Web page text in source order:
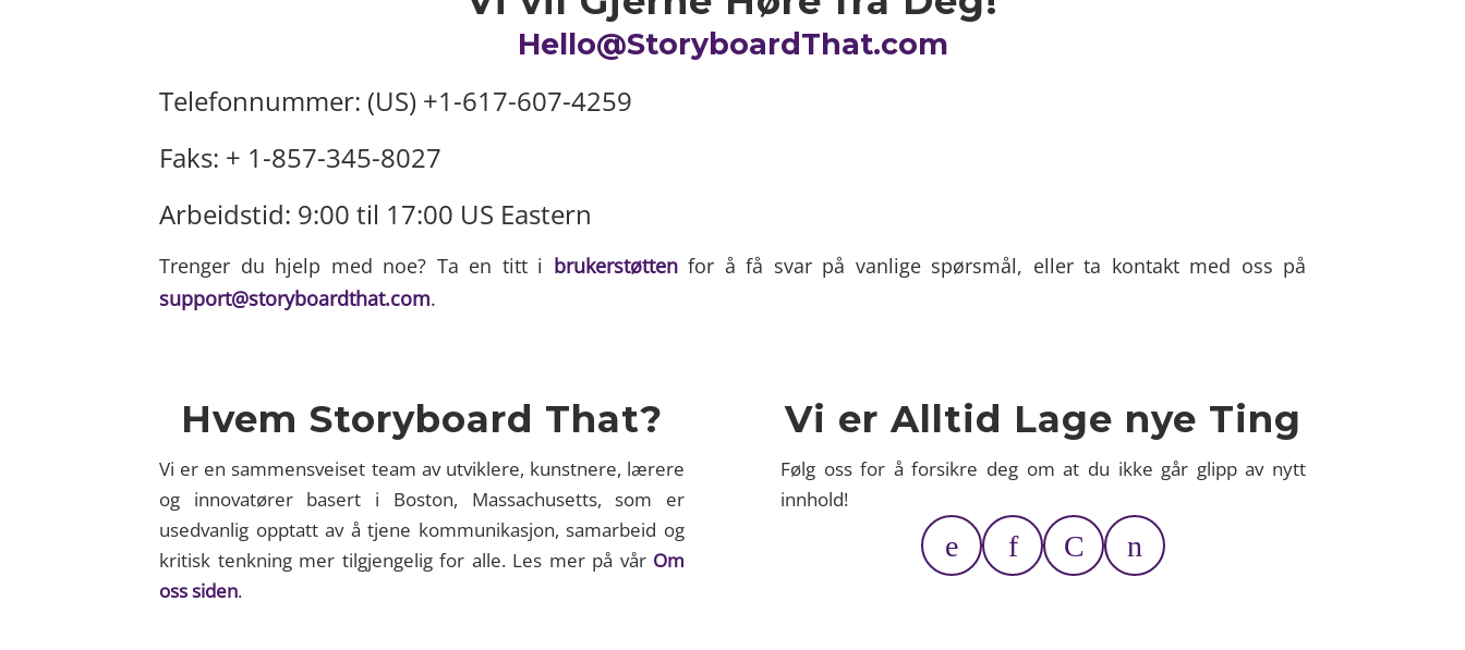
Hello@StoryboardThat.com
Telefonnummer: (US) +1-617-607-4259
Faks: + 1-857-345-8027
Arbeidstid: 9:00 til 17:00 US Eastern
Trenger du hjelp med noe? Ta en titt i brukerstøttenfor å få svar på vanlige spørsmål, eller ta kontakt med oss på
support@storyboardthat.com.
Hvem Storyboard That?
Vi er en sammensveiset team av utviklere, kunstnere, lærere
og innovatører basert i Boston, Massachusetts, som er
usedvanlig opptatt av å tjene kommunikasjon, samarbeid og
kritisk tenkning mer tilgjengelig for alle. Les mer på vår Om
oss siden.
Vi er Alltid Lage nye Ting
Følg oss for å forsikre deg om at du ikke går glipp av nytt
innhold!